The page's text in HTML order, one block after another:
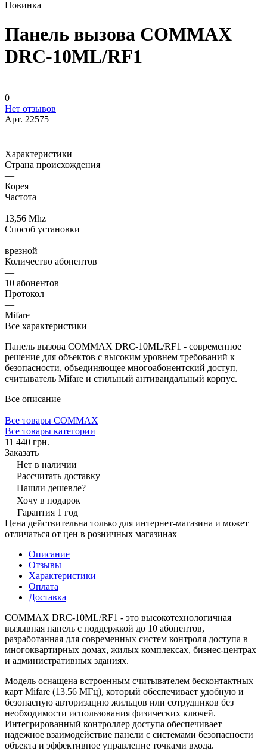
Новинка
Панель вызова COMMAX
DRC-10ML/RF1
0
Нет отзывов
Арт. 22575
Характеристики
Страна происхождения
—
Корея
Частота
—
13,56 Mhz
Способ установки
—
врезной
Количество абонентов
—
10 абонентов
Протокол
—
Mifare
Все характеристики
Панель вызова COMMAX DRC-10ML/RF1 - современное
решение для объектов с высоким уровнем требований к
безопасности, объединяющее многоабонентский доступ,
считыватель Mifare и стильный антивандальный корпус.
Все описание
Все товары COMMAX
Все товары категории
11 440 грн.
Заказать
Нет в наличии
Рассчитать доставку
Нашли дешевле?
Хочу в подарок
Гарантия 1 год
Цена действительна только для интернет-магазина и может
отличаться от цен в розничных магазинах
Описание
Отзывы
Характеристики
Оплата
Доставка
COMMAX DRC-10ML/RF1 - это высокотехнологичная
вызывная панель с поддержкой до 10 абонентов,
разработанная для современных систем контроля доступа в
многоквартирных домах, жилых комплексах, бизнес-центрах
и административных зданиях.
Модель оснащена встроенным считывателем бесконтактных
карт Mifare (13.56 МГц), который обеспечивает удобную и
безопасную авторизацию жильцов или сотрудников без
необходимости использования физических ключей.
Интегрированный контроллер доступа обеспечивает
надежное взаимодействие панели с системами безопасности
объекта и эффективное управление точками входа.